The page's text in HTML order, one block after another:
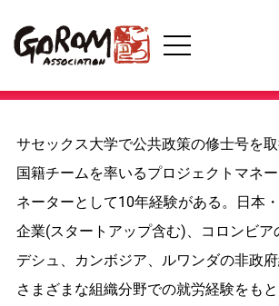
サセックス大学で公共政策の修士号を
国籍チームを率いるプロジェクトマネ
ネーターとして10年経験がある。日本
企業(スタートアップ含む)、コロンビア
デシュ、カンボジア、ルワンダの非政府
さまざまな組織分野での就労経験をも